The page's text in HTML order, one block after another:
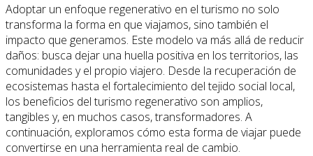
Adoptar un enfoque regenerativo en el turismo no solo
transforma la forma en que viajamos, sino también el
impacto que generamos. Este modelo va más allá de reducir
daños: busca dejar una huella positiva en los territorios, las
comunidades y el propio viajero. Desde la recuperación de
ecosistemas hasta el fortalecimiento del tejido social local,
los beneficios del turismo regenerativo son amplios,
tangibles y, en muchos casos, transformadores. A
continuación, exploramos cómo esta forma de viajar puede
convertirse en una herramienta real de cambio.